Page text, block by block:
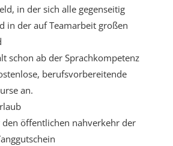
in der sich alle gegenseitig
in der auf Teamarbeit großen
schon ab der Sprachkompetenz
berufsvorbereitende
an.
öffentlichen nahverkehr der